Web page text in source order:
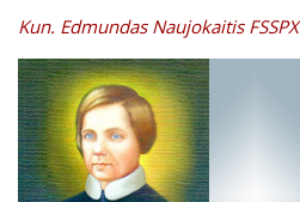
Kun. Edmundas Naujokaitis FSSPX